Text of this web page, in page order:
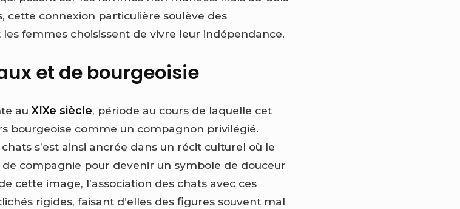
cette connexion particulière soulève des
femmes choisissent de vivre leur indépendance.
et de bourgeoisie
auXIXe siècle, période au cours de laquelle cet
bourgeoise comme un compagnon privilégié.
s’est ainsi ancrée dans un récit culturel où le
compagnie pour devenir un symbole de douceur
cette image, l’association des chats avec ces
rigides, faisant d’elles des figures souvent mal